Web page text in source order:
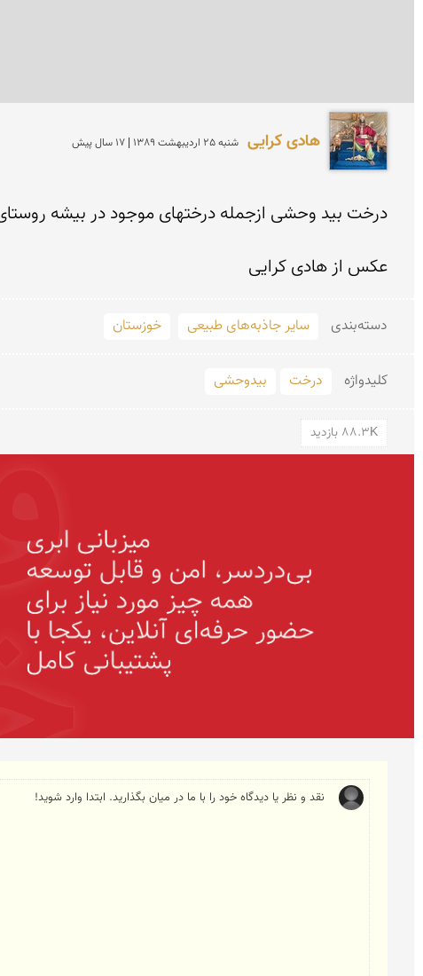
هادی کرایی شنبه 25 ارديبهشت 1389 | 17 سال پیش
عكس از هادی كرایی
دسته‌بندی سایر جاذبه‌های طبیعی خوزستان
کلید‌واژه درخت بیدوحشی
88.3K بازدید